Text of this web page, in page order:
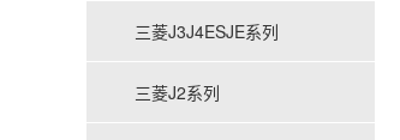
三菱J3J4ESJE系列
三菱J2系列